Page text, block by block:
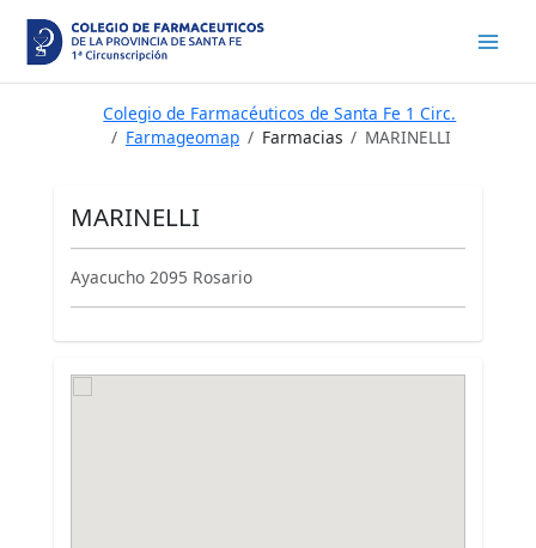
contenido
Colegio de Farmacéuticos de Santa Fe 1 Circ.
Farmageomap
Farmacias MARINELLI
MARINELLI
Ayacucho 2095 Rosario